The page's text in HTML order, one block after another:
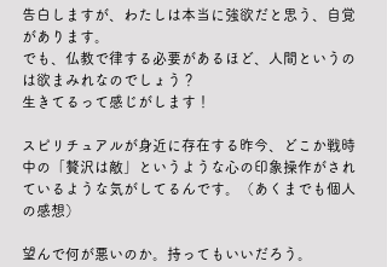
告白しますが、わたしは本当に強欲だと思う、自覚
があります。
でも、仏教で律する必要があるほど、人間というの
は欲まみれなのでしょう？
生きてるって感じがします！
スピリチュアルが身近に存在する昨今、どこか戦時
中の「贅沢は敵」というような心の印象操作がされ
ているような気がしてるんです。（あくまでも個人
の感想）
望んで何が悪いのか。持ってもいいだろう。